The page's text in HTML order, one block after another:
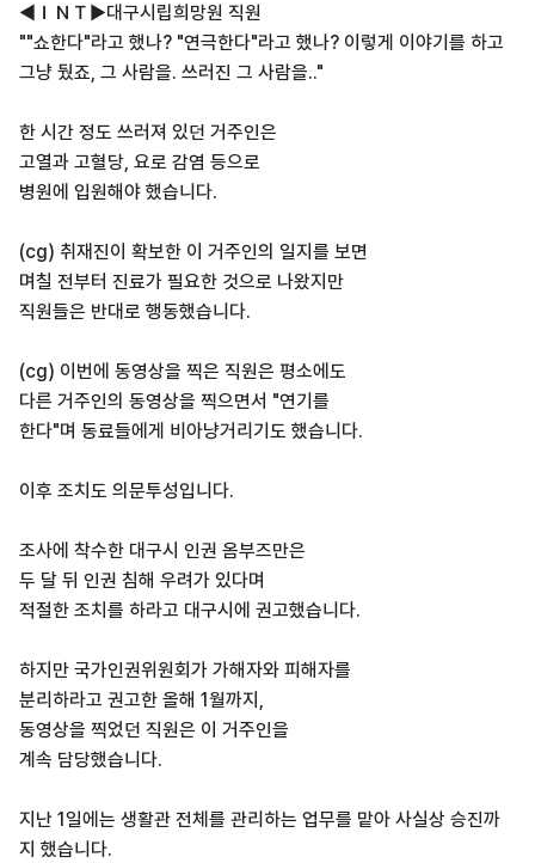
◀ＩＮＴ▶대구시립희망원 직원
""쇼한다"라고 했나? "연극한다"라고 했나? 이렇게 이야기를 하고
그냥 뒀죠, 그 사람을. 쓰러진 그 사람을.."
한 시간 정도 쓰러져 있던 거주인은
고열과 고혈당, 요로 감염 등으로
병원에 입원해야 했습니다.
(cg) 취재진이 확보한 이 거주인의 일지를 보면
며칠 전부터 진료가 필요한 것으로 나왔지만
직원들은 반대로 행동했습니다.
(cg) 이번에 동영상을 찍은 직원은 평소에도
다른 거주인의 동영상을 찍으면서 "연기를
한다"며 동료들에게 비아냥거리기도 했습니다.
이후 조치도 의문투성입니다.
조사에 착수한 대구시 인권 옴부즈만은
두 달 뒤 인권 침해 우려가 있다며
적절한 조치를 하라고 대구시에 권고했습니다.
하지만 국가인권위원회가 가해자와 피해자를
분리하라고 권고한 올해 1월까지,
동영상을 찍었던 직원은 이 거주인을
계속 담당했습니다.
지난 1일에는 생활관 전체를 관리하는 업무를 맡아 사실상 승진까
지 했습니다.